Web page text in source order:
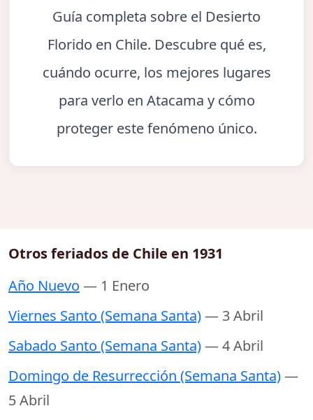
Guía completa sobre el Desierto
Florido en Chile. Descubre qué es,
cuándo ocurre, los mejores lugares
para verlo en Atacama y cómo
proteger este fenómeno único.
Otros feriados de Chile en 1931
Año Nuevo — 1 Enero
Viernes Santo (Semana Santa)— 3 Abril
Sabado Santo (Semana Santa)— 4 Abril
Domingo de Resurrección (Semana Santa)—
5 Abril